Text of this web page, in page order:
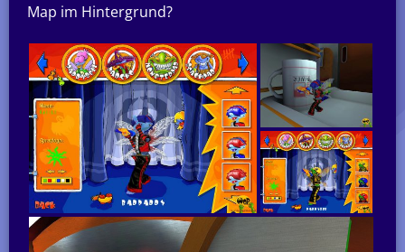
Map im Hintergrund?